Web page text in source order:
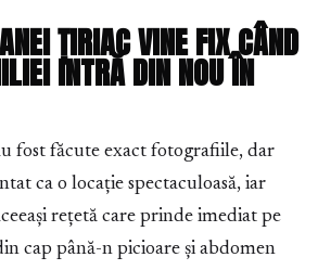
ȚIRIAC VINE FIX CÂND
INTRĂ DIN NOU ÎN
fost făcute exact fotografiile, dar
ca o locație spectaculoasă, iar
rețetă care prinde imediat pe
cap până-n picioare și abdomen